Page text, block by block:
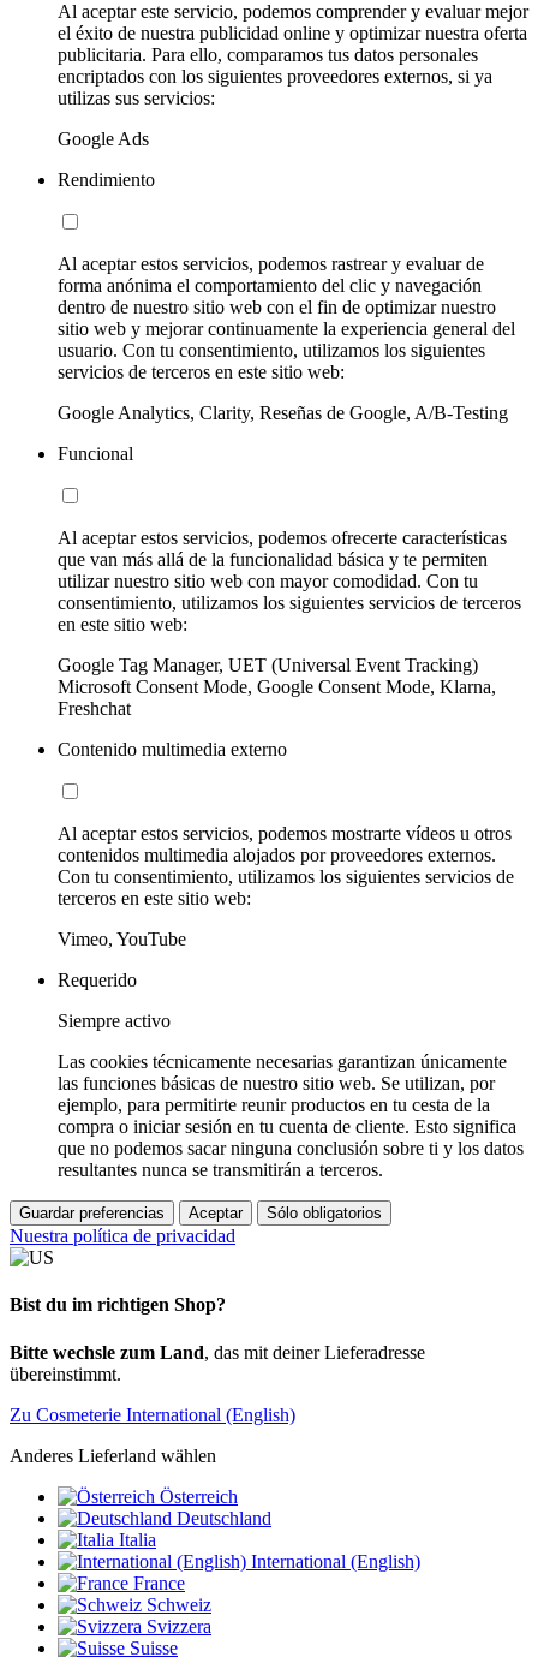
Al aceptar este servicio, podemos comprender y evaluar mejor
el éxito de nuestra publicidad online y optimizar nuestra oferta
publicitaria. Para ello, comparamos tus datos personales
encriptados con los siguientes proveedores externos, si ya
utilizas sus servicios:
Google Ads
Rendimiento
Al aceptar estos servicios, podemos rastrear y evaluar de
forma anónima el comportamiento del clic y navegación
dentro de nuestro sitio web con el fin de optimizar nuestro
sitio web y mejorar continuamente la experiencia general del
usuario. Con tu consentimiento, utilizamos los siguientes
servicios de terceros en este sitio web:
Google Analytics, Clarity, Reseñas de Google, A/B-Testing
Funcional
Al aceptar estos servicios, podemos ofrecerte características
que van más allá de la funcionalidad básica y te permiten
utilizar nuestro sitio web con mayor comodidad. Con tu
consentimiento, utilizamos los siguientes servicios de terceros
en este sitio web:
Google Tag Manager, UET (Universal Event Tracking)
Microsoft Consent Mode, Google Consent Mode, Klarna,
Freshchat
Contenido multimedia externo
Al aceptar estos servicios, podemos mostrarte vídeos u otros
contenidos multimedia alojados por proveedores externos.
Con tu consentimiento, utilizamos los siguientes servicios de
terceros en este sitio web:
Vimeo, YouTube
Requerido
Siempre activo
Las cookies técnicamente necesarias garantizan únicamente
las funciones básicas de nuestro sitio web. Se utilizan, por
ejemplo, para permitirte reunir productos en tu cesta de la
compra o iniciar sesión en tu cuenta de cliente. Esto significa
que no podemos sacar ninguna conclusión sobre ti y los datos
resultantes nunca se transmitirán a terceros.
Guardar preferencias Aceptar Sólo obligatorios
Nuestra política de privacidad
Bist du im richtigen Shop?
Bitte wechsle zum Land, das mit deiner Lieferadresse
übereinstimmt.
Zu Cosmeterie International (English)
Anderes Lieferland wählen
Österreich
Deutschland
Italia
International (English)
France
Schweiz
Svizzera
Suisse